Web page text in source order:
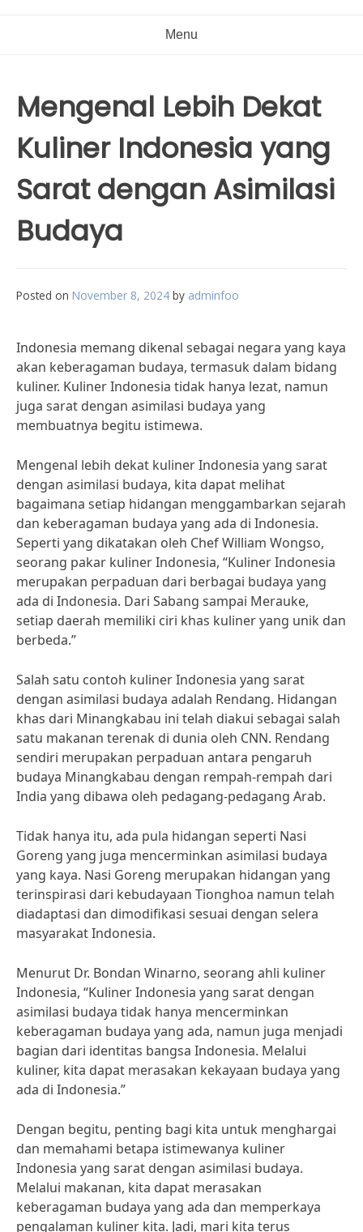
Menu
Mengenal Lebih Dekat
Kuliner Indonesia yang
Sarat dengan Asimilasi
Budaya
Posted on November 8, 2024 by adminfoo
Indonesia memang dikenal sebagai negara yang kaya
akan keberagaman budaya, termasuk dalam bidang
kuliner. Kuliner Indonesia tidak hanya lezat, namun
juga sarat dengan asimilasi budaya yang
membuatnya begitu istimewa.
Mengenal lebih dekat kuliner Indonesia yang sarat
dengan asimilasi budaya, kita dapat melihat
bagaimana setiap hidangan menggambarkan sejarah
dan keberagaman budaya yang ada di Indonesia.
Seperti yang dikatakan oleh Chef William Wongso,
seorang pakar kuliner Indonesia, “Kuliner Indonesia
merupakan perpaduan dari berbagai budaya yang
ada di Indonesia. Dari Sabang sampai Merauke,
setiap daerah memiliki ciri khas kuliner yang unik dan
berbeda.”
Salah satu contoh kuliner Indonesia yang sarat
dengan asimilasi budaya adalah Rendang. Hidangan
khas dari Minangkabau ini telah diakui sebagai salah
satu makanan terenak di dunia oleh CNN. Rendang
sendiri merupakan perpaduan antara pengaruh
budaya Minangkabau dengan rempah-rempah dari
India yang dibawa oleh pedagang-pedagang Arab.
Tidak hanya itu, ada pula hidangan seperti Nasi
Goreng yang juga mencerminkan asimilasi budaya
yang kaya. Nasi Goreng merupakan hidangan yang
terinspirasi dari kebudayaan Tionghoa namun telah
diadaptasi dan dimodifikasi sesuai dengan selera
masyarakat Indonesia.
Menurut Dr. Bondan Winarno, seorang ahli kuliner
Indonesia, “Kuliner Indonesia yang sarat dengan
asimilasi budaya tidak hanya mencerminkan
keberagaman budaya yang ada, namun juga menjadi
bagian dari identitas bangsa Indonesia. Melalui
kuliner, kita dapat merasakan kekayaan budaya yang
ada di Indonesia.”
Dengan begitu, penting bagi kita untuk menghargai
dan memahami betapa istimewanya kuliner
Indonesia yang sarat dengan asimilasi budaya.
Melalui makanan, kita dapat merasakan
keberagaman budaya yang ada dan memperkaya
pengalaman kuliner kita. Jadi, mari kita terus